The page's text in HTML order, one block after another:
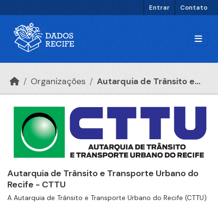
Entrar Contato
Organizações Autarquia de Trânsito e...
Autarquia de Trânsito e Transporte Urbano do
Recife - CTTU
A Autarquia de Trânsito e Transporte Urbano do Recife (CTTU)